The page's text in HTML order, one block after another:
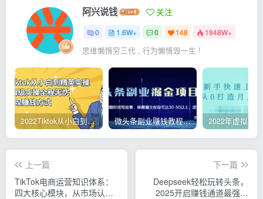
阿兴说钱 关注
0 1.6W+ 0 148 1948W+
思维懒惰穷三代 , 行为懒惰毁一生 !
2022Tiktok从小白到精英实操，0-1保姆级实操全程无忧，多种变现赚钱方式 微头条副业赚钱教程，项目单号单天做到50-100+收益
上一篇
TikTok电商运营知识体系：
四大核心模块，从市场认知
下一篇
Deepseek轻松玩转头条，
2025开启赚钱通道最强玩